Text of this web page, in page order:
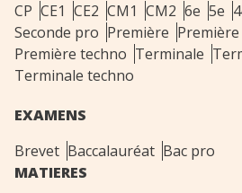
CP CE1 CE2 CM1 CM2 6e 5e
Seconde pro Première
Première techno Terminale
Terminale techno
EXAMENS
Brevet Baccalauréat Bac pro
MATIERES